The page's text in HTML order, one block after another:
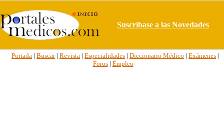
Suscríbase a las Novedades
Portada | Buscar| Revista | Especialidades | Diccionario Médico | Exámenes |
Foros| Empleo